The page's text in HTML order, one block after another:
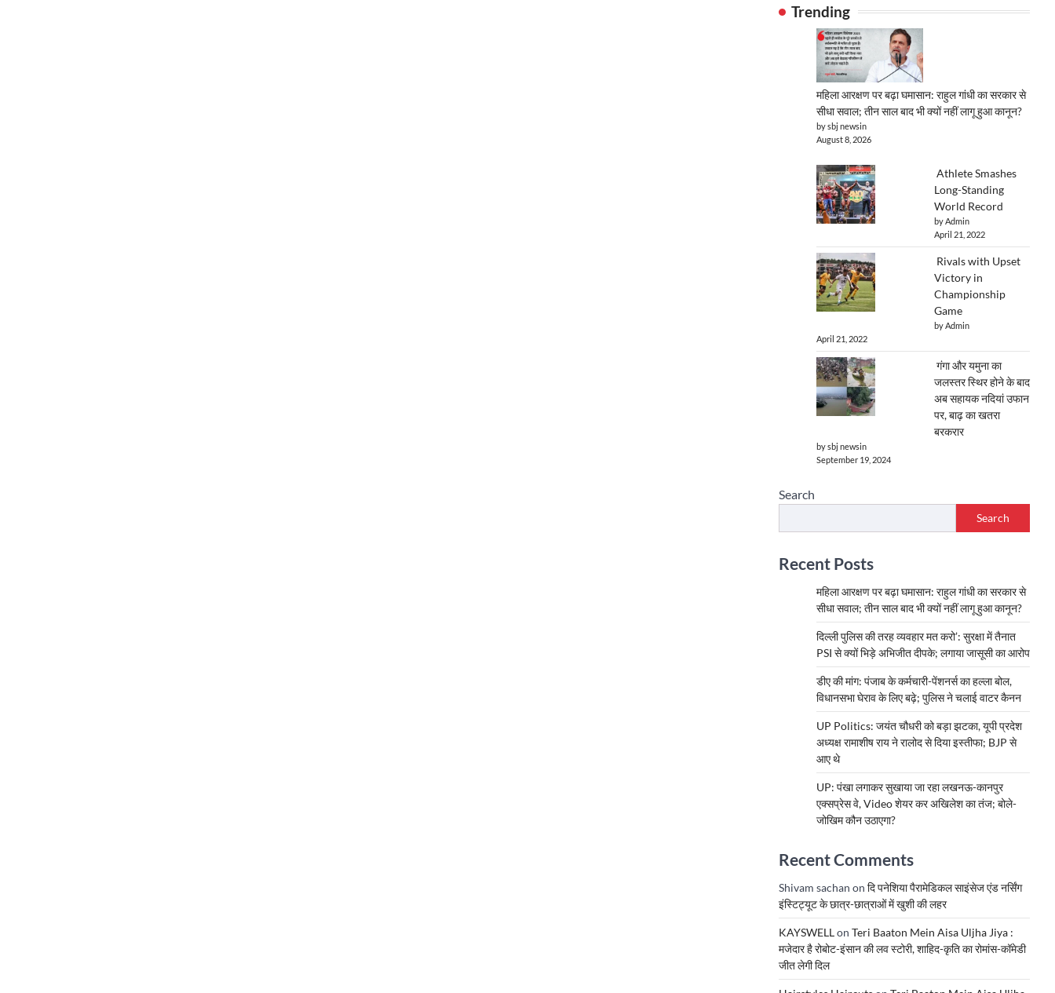
Trending
महिला आरक्षण पर बढ़ा घमासान: राहुल गांधी का सरकार से
सीधा सवाल; तीन साल बाद भी क्यों नहीं लागू हुआ कानून?
by sbj newsin
August 8, 2026
Athlete Smashes
Long-Standing
World Record
by Admin
April 21, 2022
Rivals with Upset
Victory in
Championship
Game
by Admin
April 21, 2022
गंगा और यमुना का
जलस्तर स्थिर होने के बाद
अब सहायक नदियां उफान
पर, बाढ़ का खतरा
बरकरार
by sbj newsin
September 19, 2024
Search
Search
Recent Posts
महिला आरक्षण पर बढ़ा घमासान: राहुल गांधी का सरकार से
सीधा सवाल; तीन साल बाद भी क्यों नहीं लागू हुआ कानून?
दिल्ली पुलिस की तरह व्यवहार मत करो’: सुरक्षा में तैनात
PSI से क्यों भिड़े अभिजीत दीपके; लगाया जासूसी का आरोप
डीए की मांग: पंजाब के कर्मचारी-पेंशनर्स का हल्ला बोल,
विधानसभा घेराव के लिए बढ़े; पुलिस ने चलाई वाटर कैनन
UP Politics: जयंत चौधरी को बड़ा झटका, यूपी प्रदेश
अध्यक्ष रामाशीष राय ने रालोद से दिया इस्तीफा; BJP से
आए थे
UP: पंखा लगाकर सुखाया जा रहा लखनऊ-कानपुर
एक्सप्रेस वे, Video शेयर कर अखिलेश का तंज; बोले-
जोखिम कौन उठाएगा?
Recent Comments
Shivam sachan on दि पनेशिया पैरामेडिकल साइंसेज एंड नर्सिंग
इंस्टिट्यूट के छात्र-छात्राओं में खुशी की लहर
KAYSWELLon Teri Baaton Mein Aisa Uljha Jiya :
मजेदार है रोबोट-इंसान की लव स्टोरी, शाहिद-कृति का रोमांस-कॉमेडी
जीत लेगी दिल